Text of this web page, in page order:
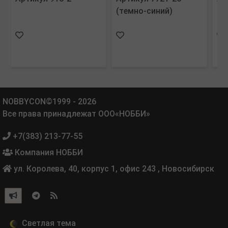
(темно-синий)
NOBBYCON©1999 - 2026
Все права принадлежат ООО«НОББИ»
+7(383) 213-77-55
Компания НОББИ
ул. Королева, 40, корпус 1, офис 243 , Новосибирск